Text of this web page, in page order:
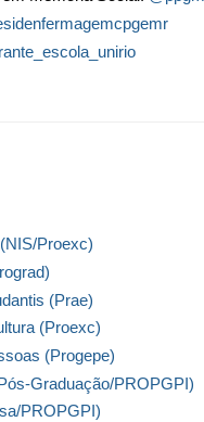
Proexc)
(Prae)
(Proexc)
(Progepe)
Graduação/PROPGPI)
PROPGPI)